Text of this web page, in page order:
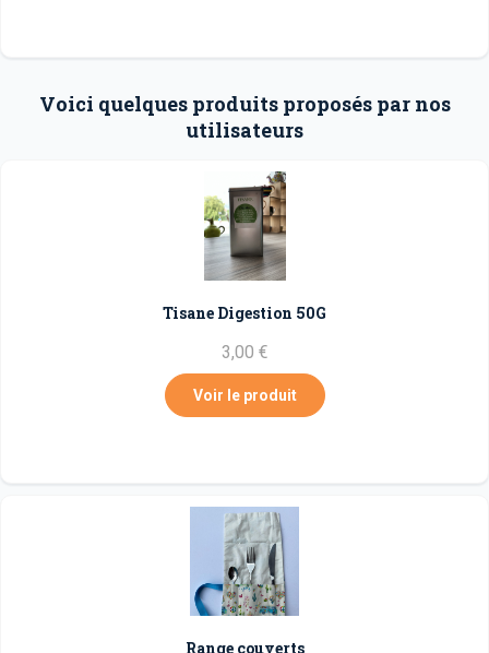
Voici quelques produits proposés par nos
utilisateurs
Tisane Digestion 50G
3,00 €
Voir le produit
Range couverts